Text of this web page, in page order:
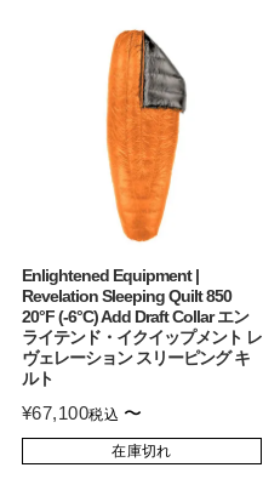
Enlightened Equipment |
Revelation Sleeping Quilt 850
20°F (-6°C) Add Draft Collar エン
ライテンド・イクイップメント レ
ヴェレーション スリーピング キ
ルト
¥67,100税込 〜
在庫切れ